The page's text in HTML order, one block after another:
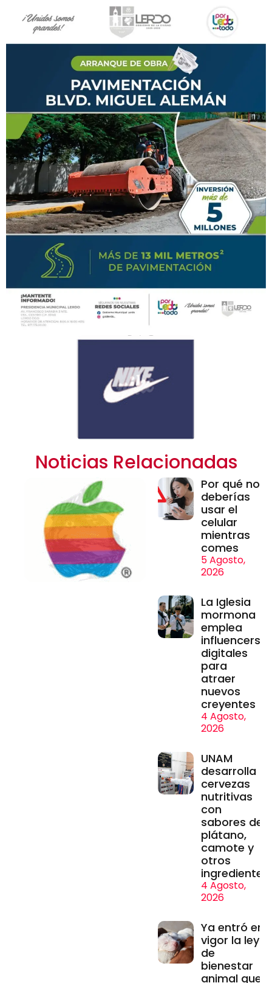
Noticias Relacionadas
Por qué no
deberías
usar el
celular
mientras
comes
5 Agosto,
2026
La Iglesia
mormona
emplea
influencers
digitales
para
atraer
nuevos
creyentes
4 Agosto,
2026
UNAM
desarrolla
cervezas
nutritivas
con
sabores de
plátano,
camote y
otros
ingredientes
4 Agosto,
2026
Ya entró en
vigor la ley
de
bienestar
animal que